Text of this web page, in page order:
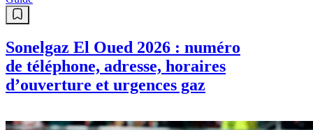
Sonelgaz El Oued 2026 : numéro
de téléphone, adresse, horaires
d’ouverture et urgences gaz